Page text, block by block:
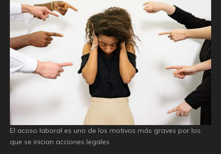
El acoso laboral es uno de los motivos más graves por los
que se inician acciones legales